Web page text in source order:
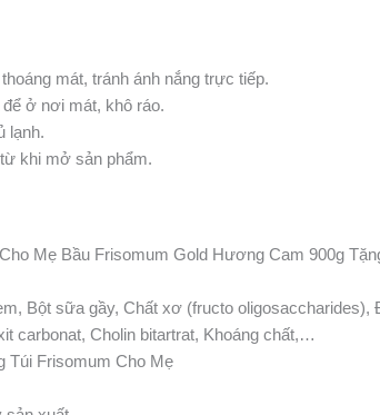
mát, tránh ánh nắng trực tiếp.
ở nơi mát, khô ráo.
lạnh.
khi mở sản phẩm.
Mẹ Bầu Frisomum Gold Hương Cam 900g
Bột sữa gầy, Chất xơ (fructo
carbonat, Cholin bitartrat, Khoáng chất,…
Túi Frisomum Cho Mẹ